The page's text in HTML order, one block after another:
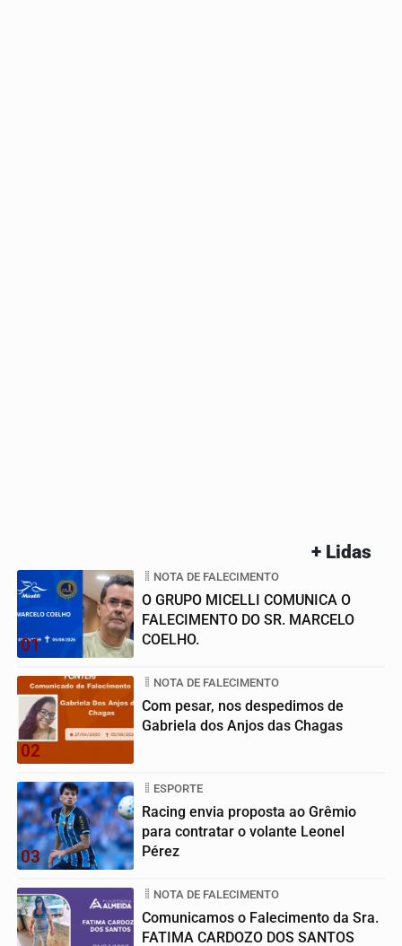
+ Lidas
01
NOTA DE FALECIMENTO
O GRUPO MICELLI COMUNICA O
FALECIMENTO DO SR. MARCELO
COELHO.
02
NOTA DE FALECIMENTO
Com pesar, nos despedimos de
Gabriela dos Anjos das Chagas
03
ESPORTE
Racing envia proposta ao Grêmio
para contratar o volante Leonel
Pérez
NOTA DE FALECIMENTO
Comunicamos o Falecimento da Sra.
FATIMA CARDOZO DOS SANTOS